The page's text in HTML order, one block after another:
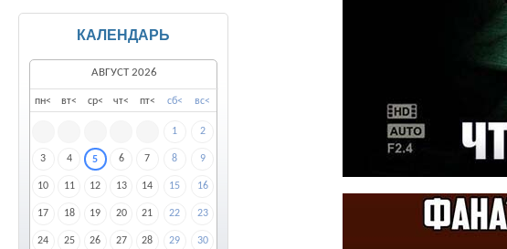
КАЛЕНДАРЬ
пн< вт< ср< чт< пт< сб< вс<
1 2
3 4 5 6 7 8 9
10 11 12 13 14 15 16
17 18 19 20 21 22 23
24 25 26 27 28 29 30
АВГУСТ 2026